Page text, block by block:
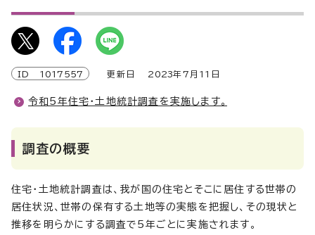
ID 1017557 更新日 2023年7月 11 日
令和5年住宅・土地統計調査を実施します。
調査の概要
住宅・土地統計調査は、我が国の住宅とそこに居住する世帯の
居住状況、世帯の保有する土地等の実態を把握し、その現状と
推移を明らかにする調査で5年ごとに実施されます。